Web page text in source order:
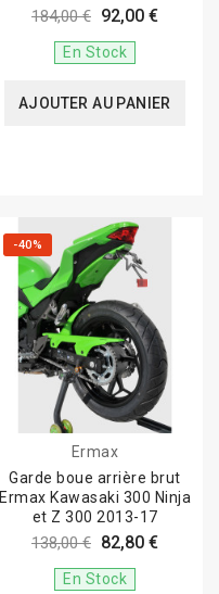
184,00 € 92,00 €
En Stock
AJOUTER AU PANIER
-40%
Ermax
Garde boue arrière brut
Ermax Kawasaki 300 Ninja
et Z 300 2013-17
138,00 € 82,80 €
En Stock